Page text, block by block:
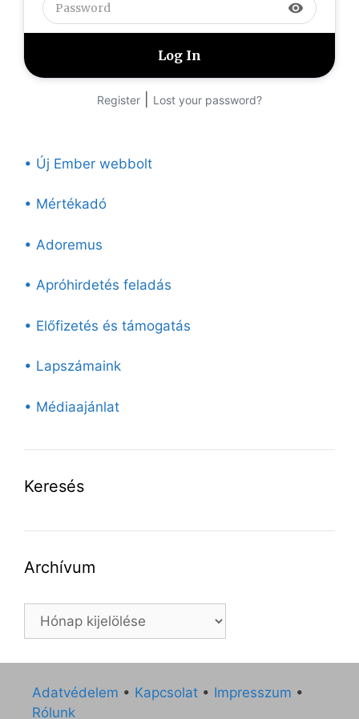
visibility
Register Lost your password?
• Új Ember webbolt
• Mértékadó
• Adoremus
• Apróhirdetés feladás
• Előfizetés és támogatás
• Lapszámaink
• Médiaajánlat
Keresés
Archívum
Archívum
Adatvédelem • Kapcsolat • Impresszum •
Rólunk